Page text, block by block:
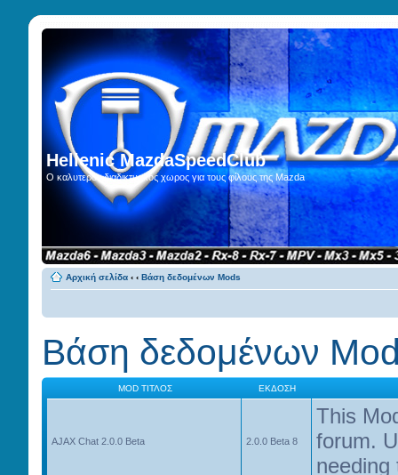
Hellenic MazdaSpeedClub
Ο καλυτερος διαδικτυακος χωρος για τους φίλους της Mazda
Αρχική σελίδα ‹ ‹ Βάση δεδομένων Mods
Βάση δεδομένων
MOD ΤΊΤΛΟΣ ΈΚΔΟΣΗ
AJAX Chat 2.0.0 Beta 2.0.0 Beta 8
This
forum.
needing